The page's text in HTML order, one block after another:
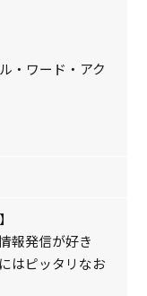
・ワード・アク
報発信が好き
はピッタリなお